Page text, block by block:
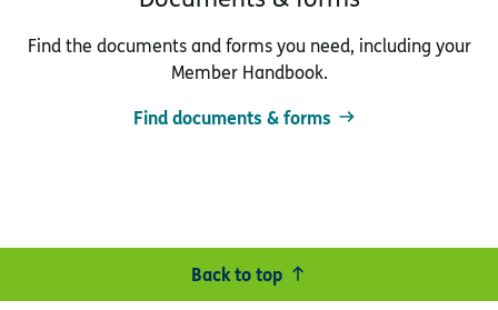
Find the documents and forms you need, including your
Member Handbook.
Find documents & forms
Back to top